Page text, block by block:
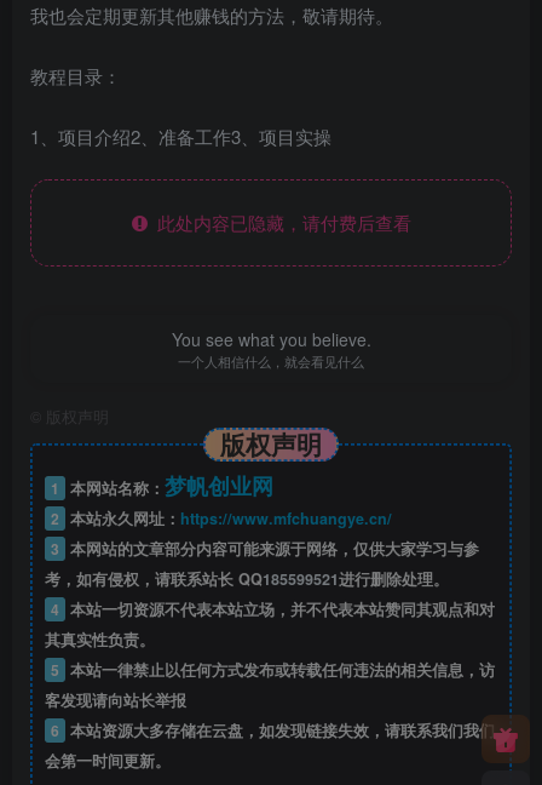
我也会定期更新其他赚钱的方法，敬请期待。
教程目录：
1、项目介绍2、准备工作3、项目实操
此处内容已隐藏，请付费后查看
You see what you believe.
一个人相信什么，就会看见什么
版权声明
版权声明
1 本网站名称： 梦帆创业网
2 本站永久网址： https://www.mfchuangye.cn/
3 本网站的文章部分内容可能来源于网络，仅供大家学习与参
考，如有侵权，请联系站长 QQ185599521进行删除处理。
4 本站一切资源不代表本站立场，并不代表本站赞同其观点和对
其真实性负责。
5 本站一律禁止以任何方式发布或转载任何违法的相关信息，访
客发现请向站长举报
6 本站资源大多存储在云盘，如发现链接失效，请联系我们我们
会第一时间更新。